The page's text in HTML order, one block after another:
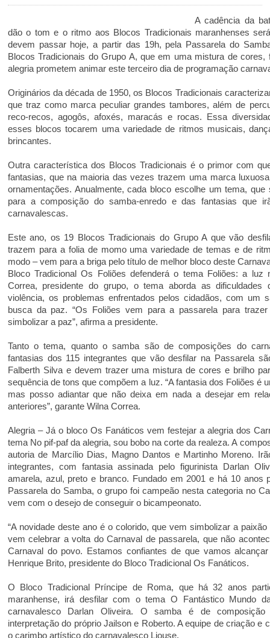
A cadência da
dão o tom e o ritmo aos Blocos Tradicionais maranhenses
devem passar hoje, a partir das 19h, pela Passarela do
Blocos Tradicionais do Grupo A, que em uma mistura de cores,
alegria prometem animar este terceiro dia de programação
Originários da década de 1950, os Blocos Tradicionais
que traz como marca peculiar grandes tambores, além de
reco-recos, agogôs, afoxés, maracás e rocas. Essa
esses blocos tocarem uma variedade de ritmos musicais,
brincantes.
Outra característica dos Blocos Tradicionais é o primor com
fantasias, que na maioria das vezes trazem uma marca
ornamentações. Anualmente, cada bloco escolhe um tema,
para a composição do samba-enredo e das fantasias que
carnavalescas.
Este ano, os 19 Blocos Tradicionais do Grupo A que vão
trazem para a folia de momo uma variedade de temas e de
modo – vem para a briga pelo título de melhor bloco deste
Bloco Tradicional Os Foliões defenderá o tema Foliões: a luz
Correa, presidente do grupo, o tema aborda as dificuldades
violência, os problemas enfrentados pelos cidadãos, com um
busca da paz. “Os Foliões vem para a passarela para
simbolizar a paz”, afirma a presidente.
Tanto o tema, quanto o samba são de composições do
fantasias dos 115 integrantes que vão desfilar na Passarela
Falberth Silva e devem trazer uma mistura de cores e brilho
sequência de tons que compõem a luz. “A fantasia dos Foliões é
mas posso adiantar que não deixa em nada a desejar em
anteriores”, garante Wilna Correa.
Alegria – Já o bloco Os Fanáticos vem festejar a alegria dos
tema No pif-paf da alegria, sou bobo na corte da realeza. A
autoria de Marcílio Dias, Magno Dantos e Martinho Moreno.
integrantes, com fantasia assinada pelo figurinista Darlan
amarela, azul, preto e branco. Fundado em 2001 e há 10 anos
Passarela do Samba, o grupo foi campeão nesta categoria no
vem com o desejo de conseguir o bicampeonato.
“A novidade deste ano é o colorido, que vem simbolizar a
vem celebrar a volta do Carnaval de passarela, que não
Carnaval do povo. Estamos confiantes de que vamos
Henrique Brito, presidente do Bloco Tradicional Os Fanáticos.
O Bloco Tradicional Príncipe de Roma, que há 32 anos
maranhense, irá desfilar com o tema O Fantástico Mundo
carnavalesco Darlan Oliveira. O samba é de
interpretação do próprio Jailson e Roberto. A equipe de criação e
o carimbo artístico do carnavalesco Liouse.